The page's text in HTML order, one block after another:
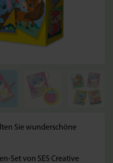
Sie wunderschöne
Set von SES Creative